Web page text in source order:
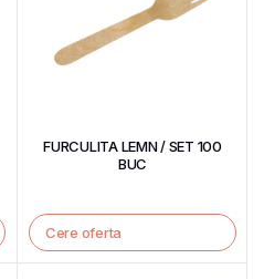
FURCULITA LEMN / SET 100
BUC
Cere oferta